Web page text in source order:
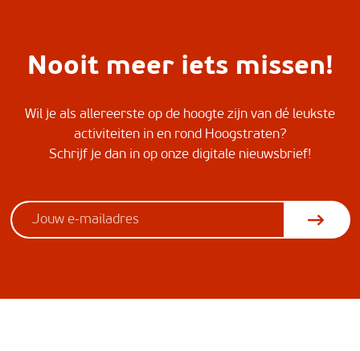
Nooit meer iets missen!
Wil je als allereerste op de hoogte zijn van dé leukste
activiteiten in en rond Hoogstraten?
Schrijf je dan in op onze digitale nieuwsbrief!